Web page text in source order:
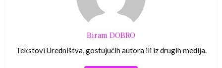
Biram DOBRO
Tekstovi Uredništva, gostujućih autora ili iz drugih medija.